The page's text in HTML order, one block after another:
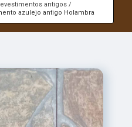
antigos
azulejo antigo Holambra